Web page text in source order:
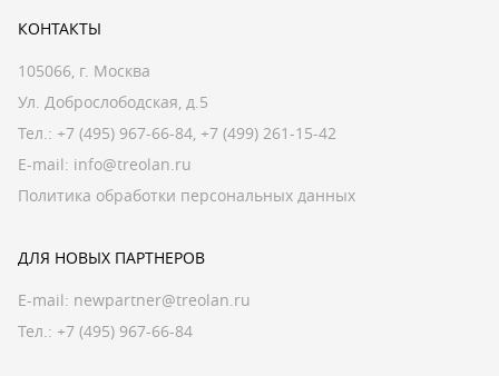
КОНТАКТЫ
105066, г. Москва
Ул. Доброслободская, д.5
Тел.: +7 (495) 967-66-84, +7 (499) 261-15-42
E-mail: info@treolan.ru
Политика обработки персональных данных
ДЛЯ НОВЫХ ПАРТНЕРОВ
E-mail: newpartner@treolan.ru
Тел.: +7 (495) 967-66-84